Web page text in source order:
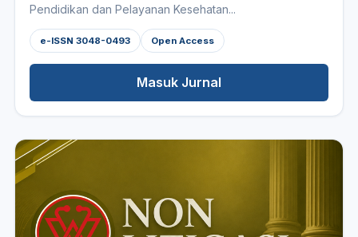
Pendidikan dan Pelayanan Kesehatan...
e-ISSN 3048-0493 Open Access
Masuk Jurnal